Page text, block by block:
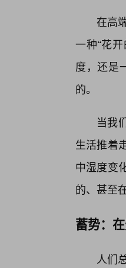
在高
一种“花
度，还是
的。
当我
生活推着
中湿度变
的、甚至
蓄势：
人们